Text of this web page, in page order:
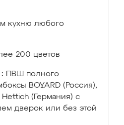
кухню любого
200 цветов
ПВШ полного
BOYARD (Россия),
(Германия) с
дверок или без этой